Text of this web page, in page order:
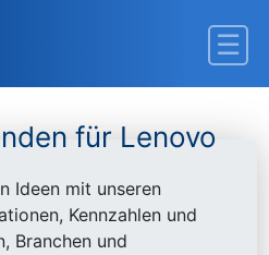
für Lenovo
Ideen mit unseren
Kennzahlen und
Branchen und